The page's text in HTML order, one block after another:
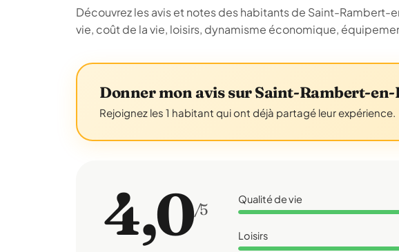
Découvrez les avis et notes des habitants de Saint-Rambert-
vie, coût de la vie, loisirs, dynamisme économique,
Donner mon avis sur Saint-Rambert-en-
Rejoignez les 1 habitant qui ont déjà partagé leur expérience.
4,0/5
Qualité de vie
Loisirs